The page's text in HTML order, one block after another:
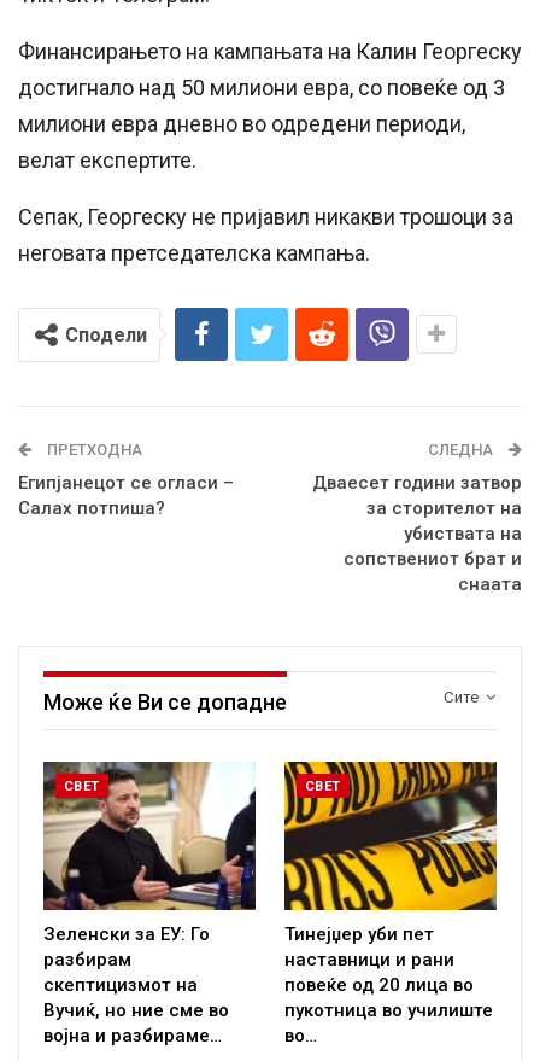
Финансирањето на кампањата на Калин Георгеску
достигнало над 50 милиони евра, со повеќе од 3
милиони евра дневно во одредени периоди,
велат експертите.
Сепак, Георгеску не пријавил никакви трошоци за
неговата претседателска кампања.
Сподели
ПРЕТХОДНА
Египјанецот се огласи –
Салах потпиша?
СЛЕДНА
Дваесет години затвор
за сторителот на
убиствата на
сопствениот брат и
снаата
Сите
Може ќе Ви се допадне
СВЕТ
Зеленски за ЕУ: Го
разбирам
скептицизмот на
Вучиќ, но ние сме во
војна и разбираме…
СВЕТ
Тинејџер уби пет
наставници и рани
повеќе од 20 лица во
пукотница во училиште
во…